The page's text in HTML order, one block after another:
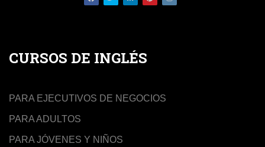
CURSOS DE INGLÉS
PARA EJECUTIVOS DE NEGOCIOS
PARA ADULTOS
PARA JÓVENES Y NIÑOS